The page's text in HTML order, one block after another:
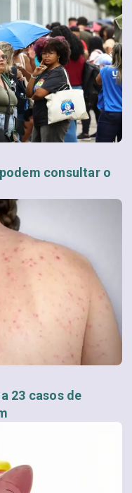
consultar o
23 casos de